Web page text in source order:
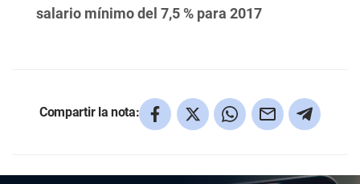
salario mínimo del 7,5 % para 2017
Compartir la nota: